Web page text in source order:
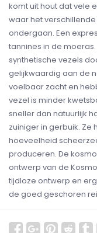
komt uit hout dat vele
waar het
ondergaan. Een
tannines in de
synthetische vezels
gelijkwaardig aan de
voelbaar zacht en
vezel is minder
sneller dan natuurlijk
zuiniger in gerbuik. Ze
hoeveelheid
produceren. De
ontwerp van de
tijdloze ontwerp en
de goed geschoren